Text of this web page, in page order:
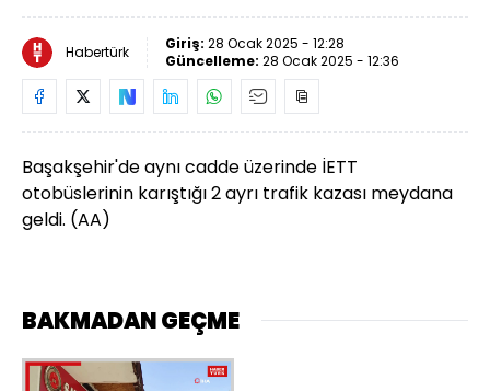
Habertürk Giriş: 28 Ocak 2025 - 12:28
Güncelleme: 28 Ocak 2025 - 12:36
Başakşehir'de aynı cadde üzerinde İETT
otobüslerinin karıştığı 2 ayrı trafik kazası meydana
geldi. (AA)
BAKMADAN GEÇME